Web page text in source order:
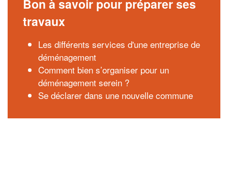
Bon à savoir pour préparer ses
travaux
Les différents services d'une entreprise de
déménagement
Comment bien s’organiser pour un
déménagement serein ?
Se déclarer dans une nouvelle commune